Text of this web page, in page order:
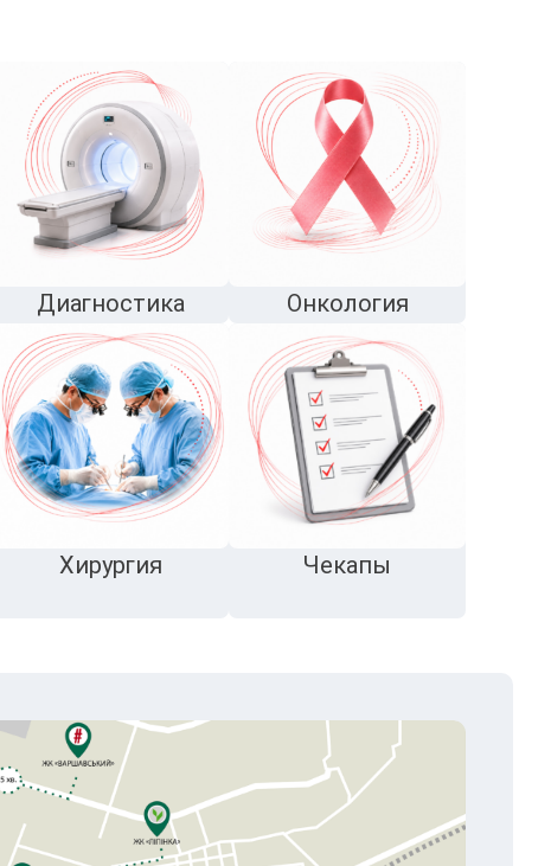
Диагностика Онкология
Хирургия Чекапы